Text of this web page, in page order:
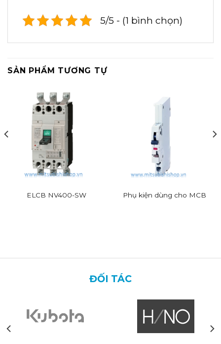
5/5 - (1 bình chọn)
SẢN PHẨM TƯƠNG TỰ
ELCB NV400-SW Phụ kiện dùng cho MCB
ĐỐI TÁC